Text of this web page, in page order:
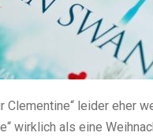
Clementine“ leider eher
wirklich als eine